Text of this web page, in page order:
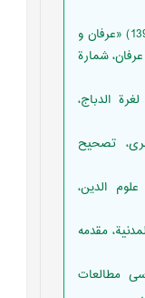
شیخ‌الاسلامی، علی؛ تاجیک، ابوالفضل (1394) «عرفان و
شمارة
التاج لغرة الدباج،
ناصری، تصحیح
احیاء علوم الدين،
المدنیة، مقدمه
روش‌شناسی مطالعات